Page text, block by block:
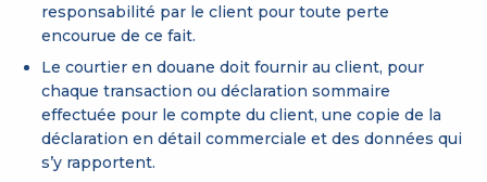
responsabilité par le client pour toute perte
encourue de ce fait.
Le courtier en douane doit fournir au client, pour
chaque transaction ou déclaration sommaire
effectuée pour le compte du client, une copie de la
déclaration en détail commerciale et des données qui
s’y rapportent.